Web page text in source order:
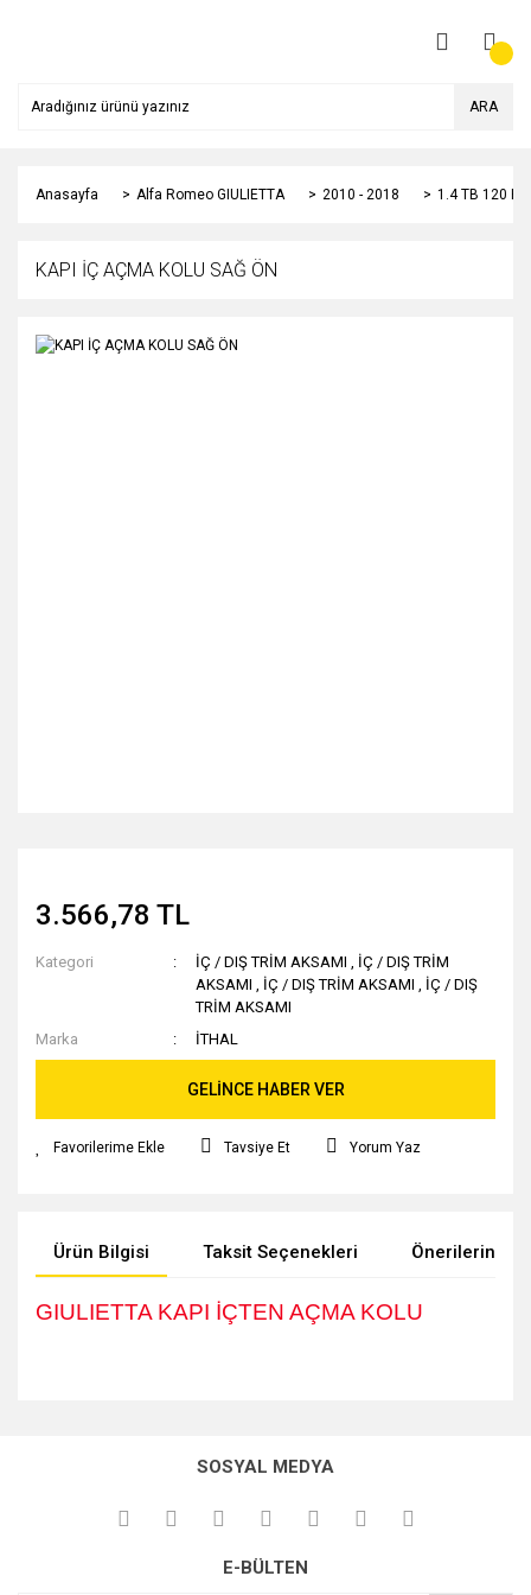
ARA
Anasayfa Alfa Romeo GIULIETTA 2010 - 2018 1.4 TB 120 HP
KAPI İÇ AÇMA KOLU SAĞ ÖN
3.566,78 TL
Kategori İÇ / DIŞ TRİM AKSAMI , İÇ / DIŞ TRİM
AKSAMI , İÇ / DIŞ TRİM AKSAMI , İÇ / DIŞ
TRİM AKSAMI
Marka
İTHAL
GELİNCE HABER VER
Tavsiye Et Yorum Yaz
Ürün Bilgisi Taksit Seçenekleri Önerileriniz
GIULIETTA KAPI İÇTEN AÇMA KOLU
kullanarak tarafımıza iletebilirsiniz.
Görüş ve önerileriniz için teşekkür ederiz.
Ürün açıklamasında eksik bilgiler bulunuyor.
SOSYAL MEDYA
E-BÜLTEN